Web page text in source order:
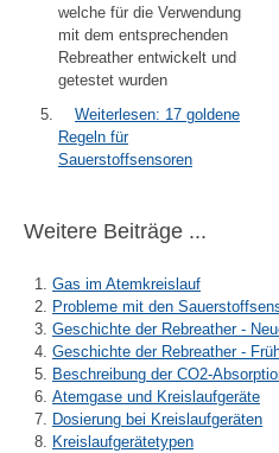
welche für die Verwendung
mit dem entsprechenden
Rebreather entwickelt und
getestet wurden
Weiterlesen: 17 goldene
Regeln für
Sauerstoffsensoren
Weitere Beiträge ...
Gas im Atemkreislauf
Probleme mit den
Geschichte der Rebreather -
Geschichte der Rebreather -
Beschreibung der CO2-
Atemgase und Kreislaufgeräte
Dosierung bei Kreislaufgeräten
Kreislaufgerätetypen